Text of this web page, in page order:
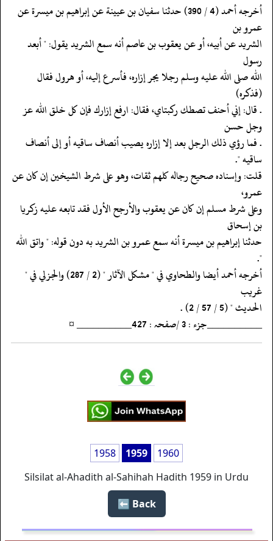
‏‏‏‏أخرجه أحمد (4 / 390) حدثنا سفيان بن عيينة عن إبراهيم بن ميسرة عن
عمرو بن
‏‏‏‏الشريد عن أبيه، أو عن يعقوب بن عاصم أنه سمع الشريد يقول: " أبعد
رسول
‏‏‏‏الله صلى الله عليه وسلم رجلا يجر إزاره، فأسرع إليه، أو هرول فقال
(فذكره)
‏‏‏‏. قال: إني أحنف تصطك ركبتاي، فقال: ارفع إزارك فإن كل خلق الله عز
وجل حسن
‏‏‏‏. فما رؤي ذلك الرجل بعد إلا إزاره يصيب أنصاف ساقيه أو إلى أنصاف
ساقيه ".
‏‏‏‏قلت: وإسناده صحيح رجاله كلهم ثقات، وهو على شرط الشيخين إن كان عن
عمرو،
‏‏‏‏وعلى شرط مسلم إن كان عن يعقوب والأرجح الأول فقد تابعه عليه زكريا
بن إسحاق
‏‏‏‏حدثنا إبراهيم بن ميسرة أنه سمع عمرو بن الشريد به دون قوله: " واتق الله
".
‏‏‏‏أخرجه أحمد أيضا والطحاوي في " مشكل الآثار " (2 / 287) والجزلي في "
غريب
‏‏‏‏الحديث " (5 / 57 / 2) .
‏‏‏‏__________جزء : 3 /صفحہ : 427__________ ¤
1958 1959
1960
Silsilat al-Ahadith al-Sahihah Hadith 1959 in Urdu
Back ⬅️